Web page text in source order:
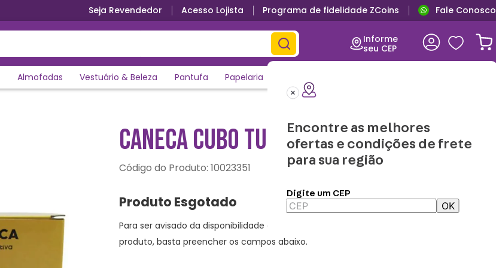
Ganhe 5% de desconto no PIXSeja Revendedor Acesso Lojista Programa de fidelidade ZCoins Fale Conosco
Informe
seu CEP
Encontre as melhores
ofertas e condições de frete
para sua região
Digite um CEP
OK
Almofadas Vestuário & Beleza Pantufa Papelaria
CANECA CUBO TURMA SNOOPY
: 10023351